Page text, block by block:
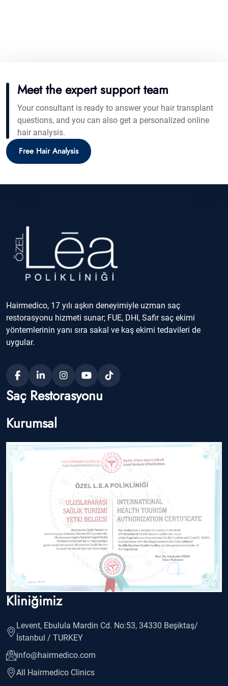
Meet the expert support team
Your consultant is ready to answer your hair transplant
questions, and you can also get a personalized online
hair analysis.
Free Hair Analysis
Hairmedico, 17 yılı aşkın deneyimiyle uzman saç
restorasyonu hizmeti sunar; FUE, DHI, Safir saç ekimi
yöntemlerinin yanı sıra sakal ve kaş ekimi tedavileri de
uygular.
Saç Restorasyonu
Kurumsal
Kliniğimiz
Levent, Ebulula Mardin Cd. No:53, 34330 Beşiktaş/
İstanbul / TURKEY
info@hairmedico.com
All Hairmedico Clinics